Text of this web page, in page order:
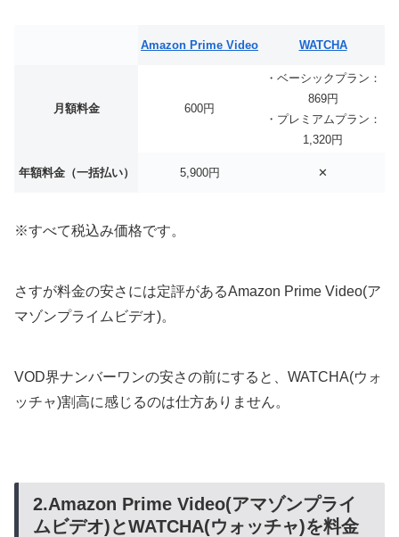
Amazon Prime Video WATCHA
月額料金 600円
・ベーシックプラン：
869円
・プレミアムプラン：
1,320円
年額料金（一括払い） 5,900円 ✕
※すべて税込み価格です。
さすが料金の安さには定評があるAmazon Prime Video(ア
マゾンプライムビデオ)。
VOD界ナンバーワンの安さの前にすると、WATCHA(ウォ
ッチャ)割高に感じるのは仕方ありません。
2.Amazon Prime Video(アマゾンプライ
ムビデオ)とWATCHA(ウォッチャ)を料金